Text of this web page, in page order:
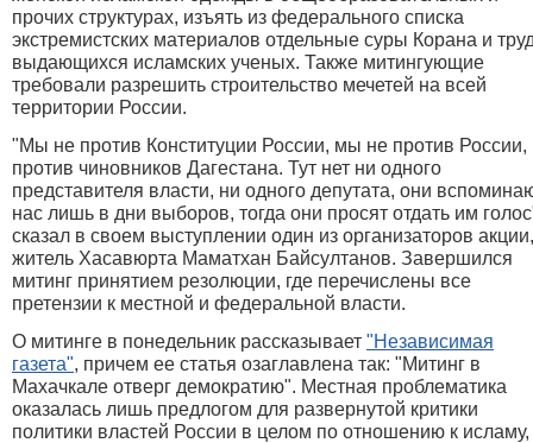
прочих структурах, изъять из федерального списка
экстремистских материалов отдельные суры Корана и
выдающихся исламских ученых. Также митингующие
требовали разрешить строительство мечетей на всей
территории России.
"Мы не против Конституции России, мы не против
против чиновников Дагестана. Тут нет ни одного
представителя власти, ни одного депутата, они
нас лишь в дни выборов, тогда они просят отдать им
сказал в своем выступлении один из организаторов акции,
житель Хасавюрта Маматхан Байсултанов. Завершился
митинг принятием резолюции, где перечислены все
претензии к местной и федеральной власти.
О митинге в понедельник рассказывает "Независимая
газета", причем ее статья озаглавлена так: "Митинг в
Махачкале отверг демократию". Местная проблематика
оказалась лишь предлогом для развернутой критики
политики властей России в целом по отношению к исламу,